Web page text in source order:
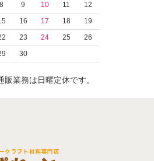
8 9 10 11
12
16 17 18
19
23 24 25
26
30
業務は日曜定休です。